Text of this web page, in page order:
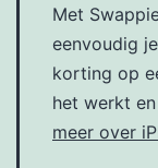
Met
eenvoudig
korting op
het werkt
meer over